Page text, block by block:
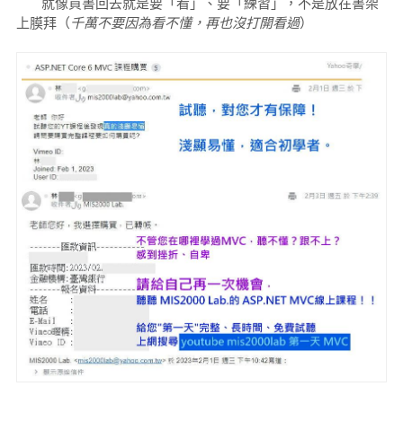
上膜拜（千萬不要因為看不懂，再也沒打開看過）